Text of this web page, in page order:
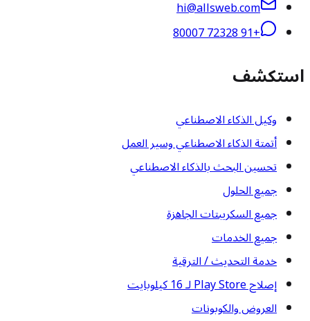
hi@allsweb.com
+91 72328 80007
استكشف
وكيل الذكاء الاصطناعي
أتمتة الذكاء الاصطناعي وسير العمل
تحسين البحث بالذكاء الاصطناعي
جميع الحلول
جميع السكريبتات الجاهزة
جميع الخدمات
خدمة التحديث / الترقية
إصلاح Play Store لـ 16 كيلوبايت
العروض والكوبونات